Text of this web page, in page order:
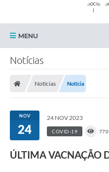
MENU
Iacanga
Cartas de Serviços
Editais
Transparência
Notícias
Notícias Notícia
NOV
24
24 NOV 2023
COVID-19 770
ÚLTIMA VACNAÇÃO